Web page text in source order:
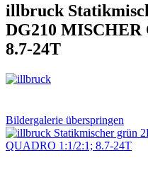
illbruck
DG210 MISCHER
8.7-24T
Bildergalerie überspringen